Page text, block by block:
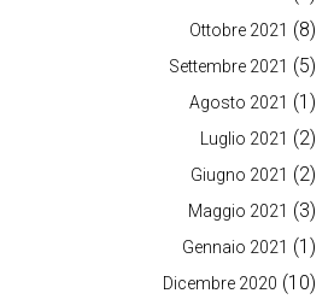
Ottobre 2021 (8)
Settembre 2021 (5)
Agosto 2021 (1)
Luglio 2021 (2)
Giugno 2021 (2)
Maggio 2021 (3)
Gennaio 2021 (1)
Dicembre 2020 (10)